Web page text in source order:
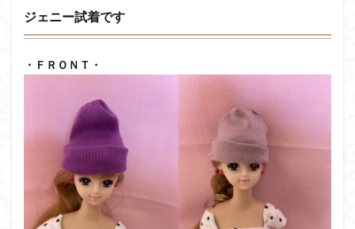
ジェニー試着です
・ＦＲＯＮＴ・